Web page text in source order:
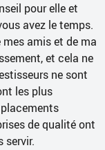
pour elle et
avez le temps.
amis et de ma
et cela ne
ne sont
les plus
de qualité ont
servir.